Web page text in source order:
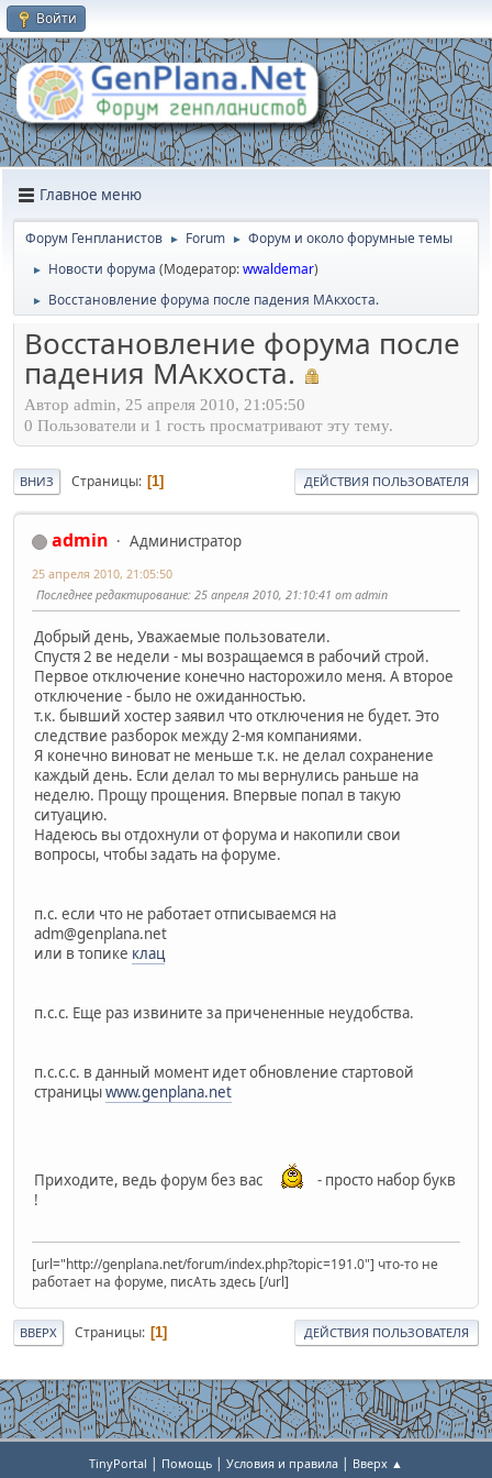
Войти
Главное меню
Форум Генпланистов ► Forum ► Форум и около форумные темы
► Новости форума (Модератор:wwaldemar)
► Восстановление форума после падения МАкхоста.
Восстановление форума после
падения МАкхоста.
Автор admin, 25 апреля 2010, 21:05:50
0 Пользователи и 1 гость просматривают эту тему.
ВНИЗ Страницы 1 ДЕЙСТВИЯ ПОЛЬЗОВАТЕЛЯ
admin Администратор
25 апреля 2010, 21:05:50
Последнее редактирование: 25 апреля 2010, 21:10:41 от admin
Добрый день, Уважаемые пользователи.
Спустя 2 ве недели - мы возращаемся в рабочий строй.
Первое отключение конечно насторожило меня. А второе
отключение - было не ожиданностью.
т.к. бывший хостер заявил что отключения не будет. Это
следствие разборок между 2-мя компаниями.
Я конечно виноват не меньше т.к. не делал сохранение
каждый день. Если делал то мы вернулись раньше на
неделю. Прощу прощения. Впервые попал в такую
ситуацию.
Надеюсь вы отдохнули от форума и накопили свои
вопросы, чтобы задать на форуме.
п.с. если что не работает отписываемся на
adm@genplana.net
или в топике клац
п.с.с. Еще раз извините за причененные неудобства.
п.с.с.с. в данный момент идет обновление стартовой
страницыwww.genplana.net
Приходите, ведь форум без вас
- просто набор букв
!
[url="http://genplana.net/forum/index.php?topic=191.0"] что-то не
работает на форуме, писАть здесь [/url]
ВВЕРХ Страницы 1 ДЕЙСТВИЯ ПОЛЬЗОВАТЕЛЯ
TinyPortal | Помощь | Условия и правила | Вверх ▲